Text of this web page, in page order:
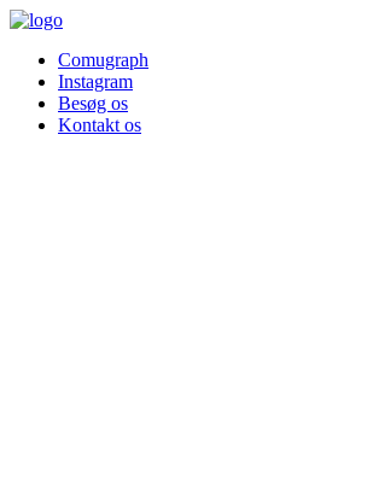
Comugraph
Instagram
Besøg os
Kontakt os